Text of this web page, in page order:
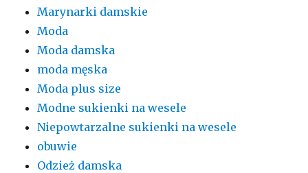
Marynarki damskie
Moda
Moda damska
moda męska
Moda plus size
Modne sukienki na wesele
Niepowtarzalne sukienki na wesele
obuwie
Odzież damska